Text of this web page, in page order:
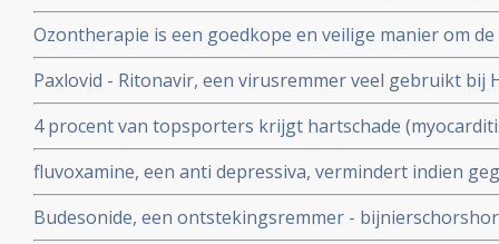
onder 800.000 veteranen.
Ozontherapie is een goedkope en veilige manier om
virussen - de overvloedige zwavel bevattende
SARS-CoV-2 aan te pakken en te elimineren
Paxlovid - Ritonavir, een virusremmer veel gebruikt bij
ziekenhuisopname bij kwetsbare coronapatiënten met
tijd wordt ingenomen
4 procent van topsporters krijgt hartschade
na lichte klachten als na ernstige klachten blijkt uit
fluvoxamine, een anti depressiva, vermindert indien
het risico op overlijden met 90 procent door COVID-19
met de ziekte om intensieve medische zorg te krijgen
Budesonide, een ontstekingsremmer -